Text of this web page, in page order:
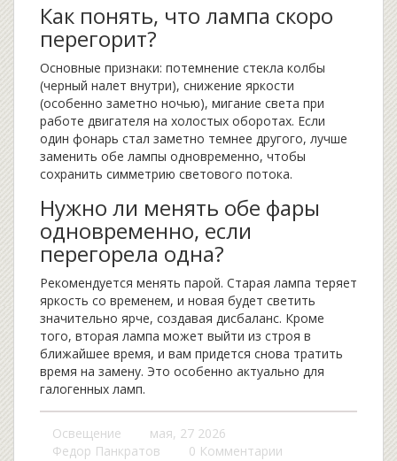
Как понять, что лампа скоро
перегорит?
Основные признаки: потемнение стекла колбы
(черный налет внутри), снижение яркости
(особенно заметно ночью), мигание света при
работе двигателя на холостых оборотах. Если
один фонарь стал заметно темнее другого, лучше
заменить обе лампы одновременно, чтобы
сохранить симметрию светового потока.
Нужно ли менять обе фары
одновременно, если
перегорела одна?
Рекомендуется менять парой. Старая лампа теряет
яркость со временем, и новая будет светить
значительно ярче, создавая дисбаланс. Кроме
того, вторая лампа может выйти из строя в
ближайшее время, и вам придется снова тратить
время на замену. Это особенно актуально для
галогенных ламп.
Освещение
мая, 27 2026
Федор Панкратов
0 Комментарии